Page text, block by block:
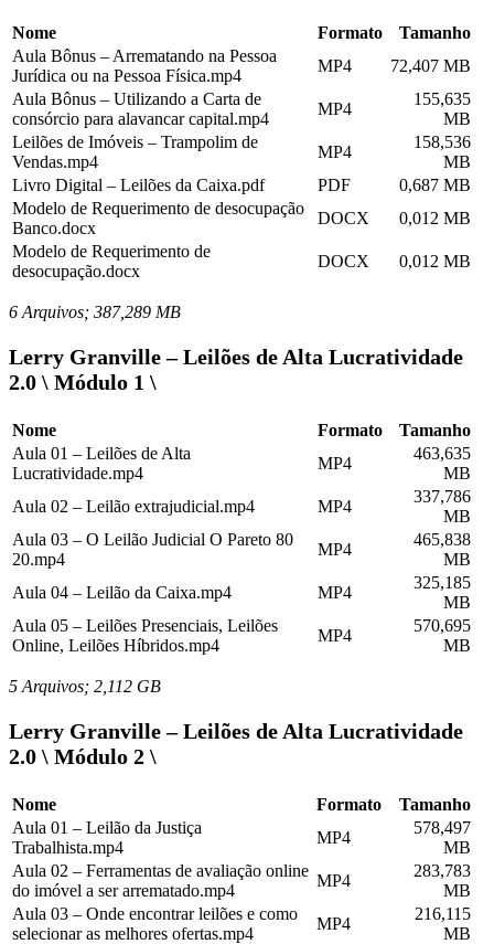
Nome Formato
Tamanho
Aula Bônus – Arrematando na Pessoa
Jurídica ou na Pessoa Física.mp4
MP4
72,407 MB
Aula Bônus – Utilizando a Carta de
consórcio para alavancar capital.mp4
MP4
155,635
MB
Leilões de Imóveis – Trampolim de
Vendas.mp4
MP4
158,536
MB
Livro Digital – Leilões da Caixa.pdf
PDF
0,687 MB
Modelo de Requerimento de desocupação
Banco.docx
DOCX
0,012 MB
Modelo de Requerimento de
desocupação.docx
DOCX 0,012 MB
6 Arquivos; 387,289 MB
Lerry Granville – Leilões de Alta Lucratividade
2.0 \ Módulo 1 \
Nome Formato
Tamanho
Aula 01 – Leilões de Alta
Lucratividade.mp4
MP4
463,635
MB
Aula 02 – Leilão extrajudicial.mp4
MP4
337,786
MB
Aula 03 – O Leilão Judicial O Pareto 80
20.mp4
MP4
465,838
MB
Aula 04 – Leilão da Caixa.mp4
MP4
325,185
MB
Aula 05 – Leilões Presenciais, Leilões
Online, Leilões Híbridos.mp4
MP4
570,695
MB
5 Arquivos; 2,112 GB
Lerry Granville – Leilões de Alta Lucratividade
2.0 \ Módulo 2 \
Nome Formato
Tamanho
Aula 01 – Leilão da Justiça
Trabalhista.mp4
MP4
578,497
MB
Aula 02 – Ferramentas de avaliação online
do imóvel a ser arrematado.mp4
MP4
283,783
MB
Aula 03 – Onde encontrar leilões e como
selecionar as melhores ofertas.mp4
MP4
216,115
MB